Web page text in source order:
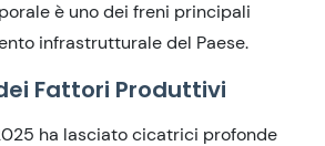
è uno dei freni principali
infrastrutturale del Paese.
Fattori Produttivi
ha lasciato cicatrici profonde